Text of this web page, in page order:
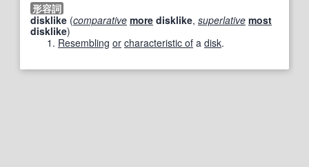
形容詞
disklike (comparative more disklike, superlative most
disklike)
Resembling or characteristic of a disk.